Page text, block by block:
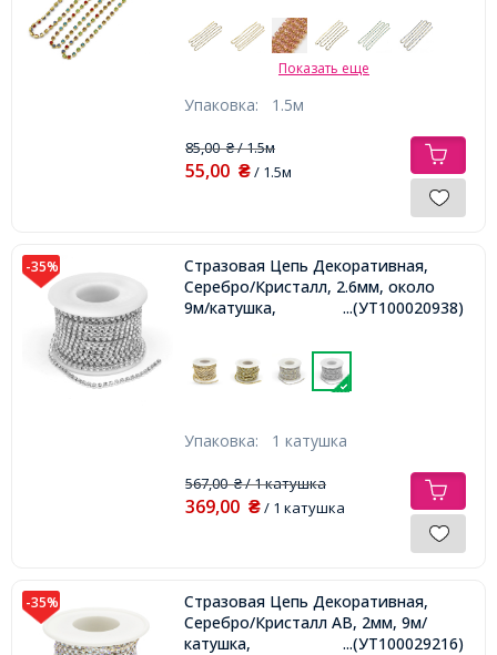
Показать еще
Упаковка: 1.5м
85,00₴/ 1.5м
55,00 ₴/ 1.5м
-35%
Стразовая Цепь Декоративная,
Серебро/Кристалл, 2.6мм, около
9м/катушка,
...(УТ100020938)
Упаковка: 1 катушка
567,00₴/ 1 катушка
369,00 ₴/ 1 катушка
-35%
Стразовая Цепь Декоративная,
Серебро/Кристалл АВ, 2мм, 9м/
катушка,
...(УТ100029216)